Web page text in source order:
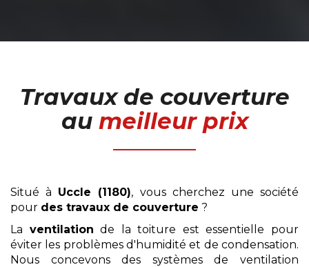
Travaux de couverture
au meilleur prix
Situé à Uccle (1180), vous cherchez une société
pour des travaux de couverture ?
La ventilation de la toiture est essentielle pour
éviter les problèmes d'humidité et de condensation.
Nous concevons des systèmes de ventilation